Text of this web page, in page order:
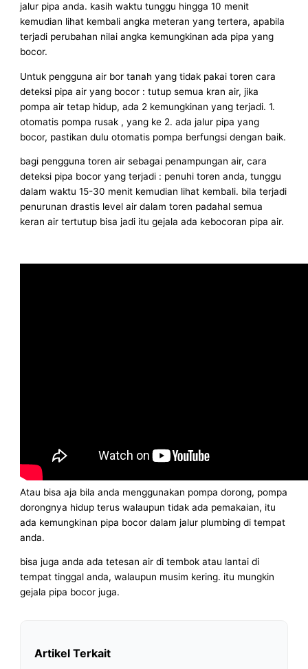
jalur pipa anda. kasih waktu tunggu hingga 10 menit
kemudian lihat kembali angka meteran yang tertera, apabila
terjadi perubahan nilai angka kemungkinan ada pipa yang
bocor.
Untuk pengguna air bor tanah yang tidak pakai toren cara
deteksi pipa air yang bocor : tutup semua kran air, jika
pompa air tetap hidup, ada 2 kemungkinan yang terjadi. 1.
otomatis pompa rusak , yang ke 2. ada jalur pipa yang
bocor, pastikan dulu otomatis pompa berfungsi dengan baik.
bagi pengguna toren air sebagai penampungan air, cara
deteksi pipa bocor yang terjadi : penuhi toren anda, tunggu
dalam waktu 15-30 menit kemudian lihat kembali. bila terjadi
penurunan drastis level air dalam toren padahal semua
keran air tertutup bisa jadi itu gejala ada kebocoran pipa air.
Atau bisa aja bila anda menggunakan pompa dorong, pompa
dorongnya hidup terus walaupun tidak ada pemakaian, itu
ada kemungkinan pipa bocor dalam jalur plumbing di tempat
anda.
bisa juga anda ada tetesan air di tembok atau lantai di
tempat tinggal anda, walaupun musim kering. itu mungkin
gejala pipa bocor juga.
Artikel Terkait